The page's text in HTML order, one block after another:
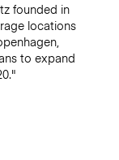
founded in
locations
to expand